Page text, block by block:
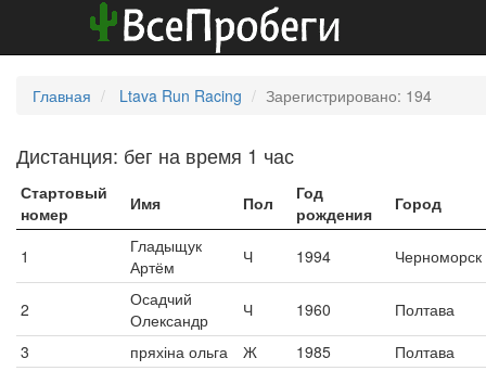
Главная Ltava Run Racing Зарегистрировано: 194
Дистанция: бег на время 1 час
Стартовый
номер
Имя Пол
Год
рождения
Город
1
Гладыщук
Артём
Ч 1994 Черноморск
2
Осадчий
Олександр
Ч 1960
Полтава
3
пряхіна ольга Ж 1985
Полтава